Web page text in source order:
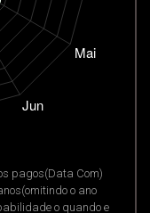
pagos(Data Com)
o ano
o quando e